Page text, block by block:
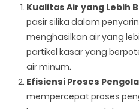
Kualitas Air yang Lebih
pasir silika dalam
menghasilkan air yang
partikel kasar yang
air minum.
Efisiensi Proses
mempercepat proses